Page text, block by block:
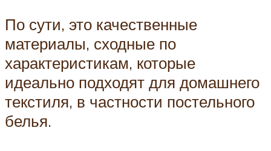
По сути, это качественные
материалы, сходные по
характеристикам, которые
идеально подходят для домашнего
текстиля, в частности постельного
белья.